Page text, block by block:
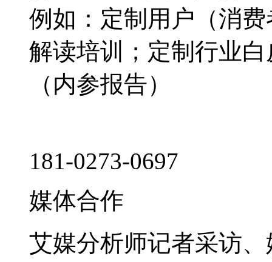
例如：定制用户（消
解读培训；定制行业
（内参报告）
181-0273-0697
媒体合作
艾媒分析师记者采访